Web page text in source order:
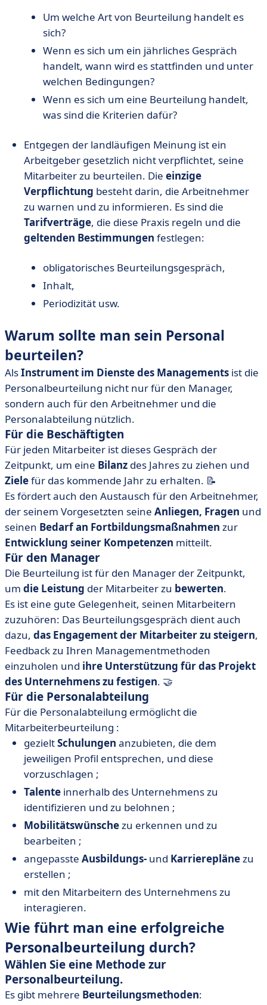
Um welche Art von Beurteilung handelt es
sich?
Wenn es sich um ein jährliches Gespräch
handelt, wann wird es stattfinden und unter
welchen Bedingungen?
Wenn es sich um eine Beurteilung handelt,
was sind die Kriterien dafür?
Entgegen der landläufigen Meinung ist ein
Arbeitgeber gesetzlich nicht verpflichtet, seine
Mitarbeiter zu beurteilen. Die einzige
Verpflichtung besteht darin, die Arbeitnehmer
zu warnen und zu informieren. Es sind die
Tarifverträge, die diese Praxis regeln und die
geltenden Bestimmungen festlegen:
obligatorisches Beurteilungsgespräch,
Inhalt,
Periodizität usw.
Warum sollte man sein Personal
beurteilen?
AlsInstrument im Dienste des Managements ist die
Personalbeurteilung nicht nur für den Manager,
sondern auch für den Arbeitnehmer und die
Personalabteilung nützlich.
Für die Beschäftigten
Für jeden Mitarbeiter ist dieses Gespräch der
Zeitpunkt, um eine Bilanz des Jahres zu ziehen und
Zielefür das kommende Jahr zu erhalten. 📝
Es fördert auch den Austausch für den Arbeitnehmer,
der seinem Vorgesetzten seine Anliegen, Fragen und
seinen Bedarf an Fortbildungsmaßnahmen zur
Entwicklung seiner Kompetenzen mitteilt.
Für den Manager
Die Beurteilung ist für den Manager der Zeitpunkt,
um die Leistung der Mitarbeiter zu bewerten.
Es ist eine gute Gelegenheit, seinen Mitarbeitern
zuzuhören: Das Beurteilungsgespräch dient auch
dazu, das Engagement der Mitarbeiter zu steigern,
Feedback zu Ihren Managementmethoden
einzuholen und ihre Unterstützung für das Projekt
des Unternehmens zu festigen. 🤝
Für die Personalabteilung
Für die Personalabteilung ermöglicht die
Mitarbeiterbeurteilung :
gezieltSchulungen anzubieten, die dem
jeweiligen Profil entsprechen, und diese
vorzuschlagen ;
Talente innerhalb des Unternehmens zu
identifizieren und zu belohnen ;
Mobilitätswünschezu erkennen und zu
bearbeiten ;
angepasste Ausbildungs- und Karriereplänezu
erstellen ;
mit den Mitarbeitern des Unternehmens zu
interagieren.
Wie führt man eine erfolgreiche
Personalbeurteilung durch?
Wählen Sie eine Methode zur
Personalbeurteilung.
Es gibt mehrere Beurteilungsmethoden: